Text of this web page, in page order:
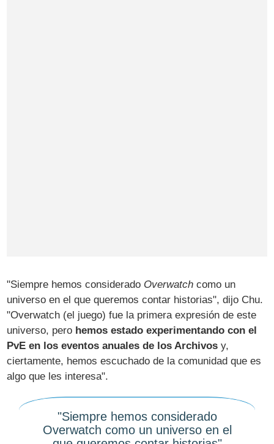
"Siempre hemos considerado Overwatch como un
universo en el que queremos contar historias", dijo Chu.
"Overwatch (el juego) fue la primera expresión de este
universo, pero hemos estado experimentando con el
PvE en los eventos anuales de los Archivos y,
ciertamente, hemos escuchado de la comunidad que es
algo que les interesa".
"Siempre hemos considerado
Overwatch como un universo en el